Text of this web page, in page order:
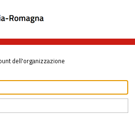
dell'organizzazione